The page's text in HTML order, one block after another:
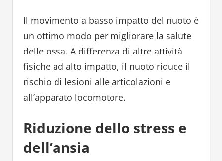
Il movimento a basso impatto del nuoto è
un ottimo modo per migliorare la salute
delle ossa. A differenza di altre attività
fisiche ad alto impatto, il nuoto riduce il
rischio di lesioni alle articolazioni e
all’apparato locomotore.
Riduzione dello stress e
dell’ansia